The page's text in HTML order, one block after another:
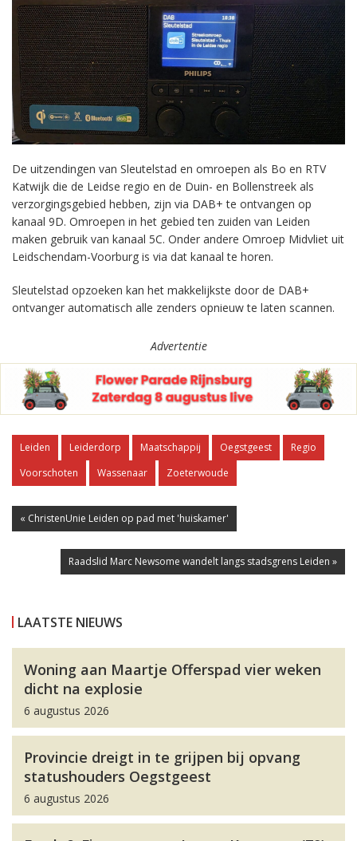
De uitzendingen van Sleutelstad en omroepen als Bo en RTV
Katwijk die de Leidse regio en de Duin- en Bollenstreek als
verzorgingsgebied hebben, zijn via DAB+ te ontvangen op
kanaal 9D. Omroepen in het gebied ten zuiden van Leiden
maken gebruik van kanaal 5C. Onder andere Omroep Midvliet uit
Leidschendam-Voorburg is via dat kanaal te horen.
Sleutelstad opzoeken kan het makkelijkste door de DAB+
ontvanger automatisch alle zenders opnieuw te laten scannen.
Advertentie
Leiden Leiderdorp Maatschappij Oegstgeest
Regio
Voorschoten
Wassenaar Zoeterwoude
« ChristenUnie Leiden op pad met 'huiskamer'
Raadslid Marc Newsome wandelt langs stadsgrens Leiden »
LAATSTE NIEUWS
Woning aan Maartje Offerspad vier weken
dicht na explosie
6 augustus 2026
Provincie dreigt in te grijpen bij opvang
statushouders Oegstgeest
6 augustus 2026